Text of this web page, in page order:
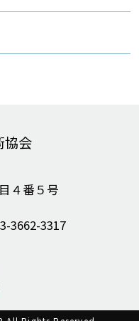
協会
４番５号
3662-3317